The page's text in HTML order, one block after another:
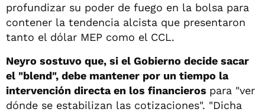
profundizar su poder de fuego en la bolsa para
contener la tendencia alcista que presentaron
tanto el dólar MEP como el CCL.
Neyro sostuvo que, si el Gobierno decide sacar
el "blend", debe mantener por un tiempo la
intervención directa en los financieros para "ver
dónde se estabilizan las cotizaciones". "Dicha